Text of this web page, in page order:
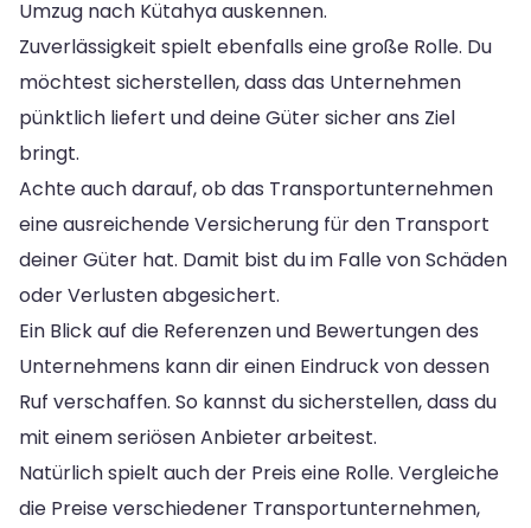
Umzug nach Kütahya auskennen.
Zuverlässigkeit spielt ebenfalls eine große Rolle. Du
möchtest sicherstellen, dass das Unternehmen
pünktlich liefert und deine Güter sicher ans Ziel
bringt.
Achte auch darauf, ob das Transportunternehmen
eine ausreichende Versicherung für den Transport
deiner Güter hat. Damit bist du im Falle von Schäden
oder Verlusten abgesichert.
Ein Blick auf die Referenzen und Bewertungen des
Unternehmens kann dir einen Eindruck von dessen
Ruf verschaffen. So kannst du sicherstellen, dass du
mit einem seriösen Anbieter arbeitest.
Natürlich spielt auch der Preis eine Rolle. Vergleiche
die Preise verschiedener Transportunternehmen,